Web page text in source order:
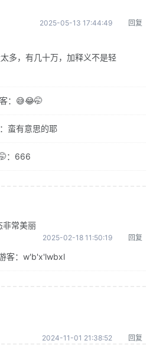
2025-05-13 17:44:49 回复
多，有几十万，加释义不是轻
：😅😂🤭
蛮有意思的耶
：666
非常美丽
2025-02-18 11:50:19 回复
客：w'b'x'lwbxl
2024-11-01 21:38:52 回复